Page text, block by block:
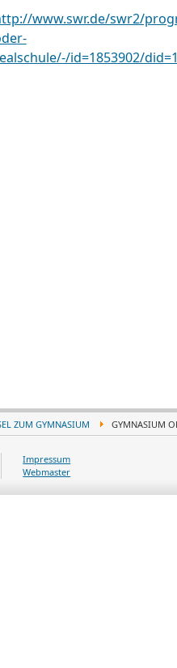
www.swr.de/swr2/
id=1853902/
ZUM GYMNASIUM GYMNASIUM
Impressum
Webmaster